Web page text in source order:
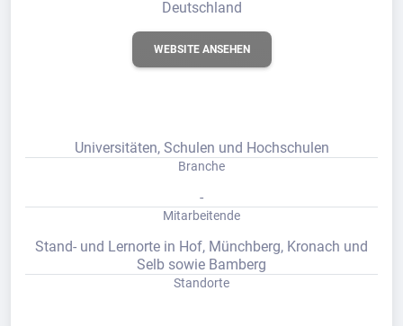
Deutschland
WEBSITE ANSEHEN
Universitäten, Schulen und Hochschulen
Branche
-
Mitarbeitende
Stand- und Lernorte in Hof, Münchberg, Kronach und
Selb sowie Bamberg
Standorte